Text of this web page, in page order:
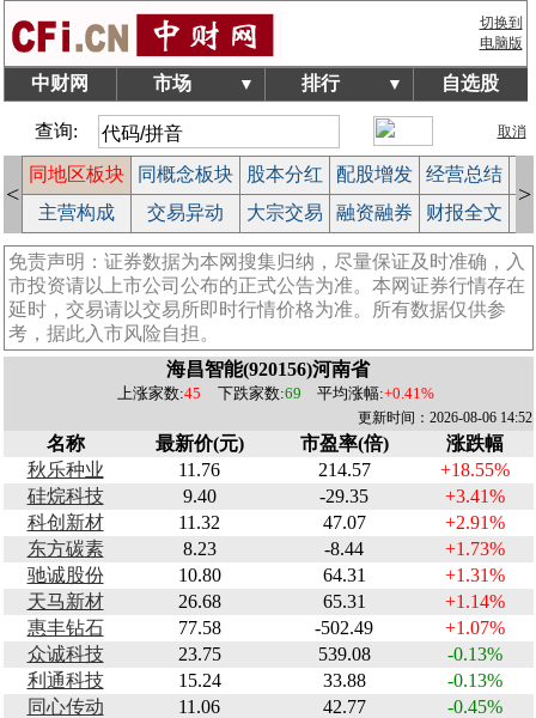
切换到
电脑版
中财网 市场 ▼ 排行 ▼ 自选股
查询: 取消
<
同地区板块 同概念板块 股本分红 配股增发 经营总结
主营构成 交易异动 大宗交易 融资融券 财报全文
>
免责声明：证券数据为本网搜集归纳，尽量保证及时准确，入
市投资请以上市公司公布的正式公告为准。本网证券行情存在
延时，交易请以交易所即时行情价格为准。所有数据仅供参
考，据此入市风险自担。
海昌智能(920156)河南省
上涨家数:45 下跌家数:69 平均涨幅:+0.41%
更新时间：2026-08-06 14:52
名称 最新价(元) 市盈率(倍)
涨跌幅
秋乐种业
11.76 214.57
+18.55%
硅烷科技
9.40 -29.35
+3.41%
科创新材
11.32 47.07
+2.91%
东方碳素
8.23 -8.44
+1.73%
驰诚股份
10.80 64.31
+1.31%
天马新材
26.68 65.31
+1.14%
惠丰钻石
77.58 -502.49
+1.07%
众诚科技
23.75 539.08
-0.13%
利通科技
15.24 33.88
-0.13%
同心传动
11.06 42.77
-0.45%